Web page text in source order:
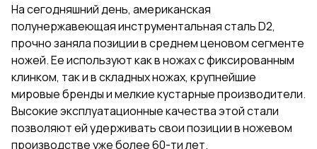
На сегодняшний день, американская
полунержавеющая инструментальная сталь D2,
прочно заняла позиции в среднем ценовом сегменте
ножей. Ее используют как в ножах с фиксированным
клинком, так и в складных ножах, крупнейшие
мировые бренды и мелкие кустарные производители.
Высокие эксплуатационные качества этой стали
позволяют ей удерживать свои позиции в ножевом
производстве уже более 60-ти лет.